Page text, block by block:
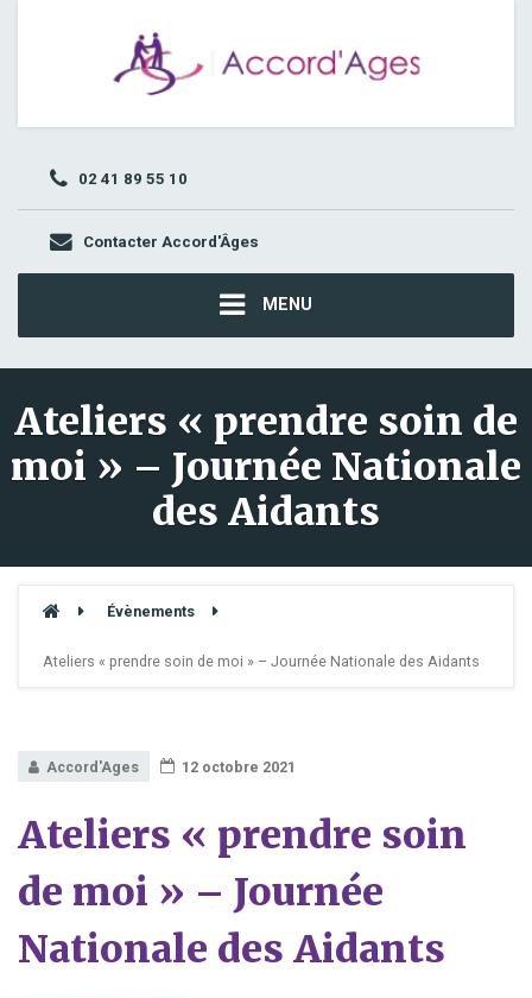
02 41 89 55 10
Contacter Accord'Âges
MENU
Ateliers « prendre soin de
moi » – Journée Nationale
des Aidants
Évènements
Ateliers « prendre soin de moi » – Journée Nationale des Aidants
Accord'Ages 12 octobre 2021
Ateliers « prendre soin
de moi » – Journée
Nationale des Aidants